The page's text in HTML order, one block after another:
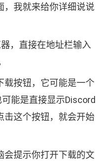
，我就来给你详细说说
，直接在地址栏输入
载按钮，它可能是一个
能是直接显示Discord
击这个按钮，就会开始
会提示你打开下载的文